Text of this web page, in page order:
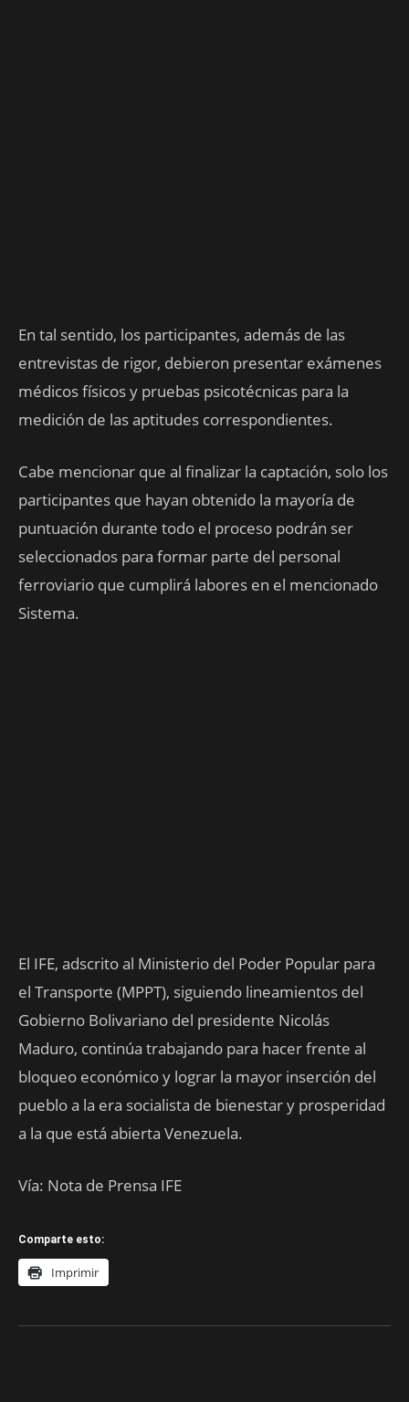
En tal sentido, los participantes, además de las
entrevistas de rigor, debieron presentar exámenes
médicos físicos y pruebas psicotécnicas para la
medición de las aptitudes correspondientes.
Cabe mencionar que al finalizar la captación, solo los
participantes que hayan obtenido la mayoría de
puntuación durante todo el proceso podrán ser
seleccionados para formar parte del personal
ferroviario que cumplirá labores en el mencionado
Sistema.
El IFE, adscrito al Ministerio del Poder Popular para
el Transporte (MPPT), siguiendo lineamientos del
Gobierno Bolivariano del presidente Nicolás
Maduro, continúa trabajando para hacer frente al
bloqueo económico y lograr la mayor inserción del
pueblo a la era socialista de bienestar y prosperidad
a la que está abierta Venezuela.
Vía: Nota de Prensa IFE
Comparte esto:
Imprimir